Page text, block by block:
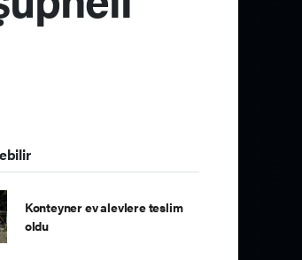
Konteyner ev alevlere teslim
oldu